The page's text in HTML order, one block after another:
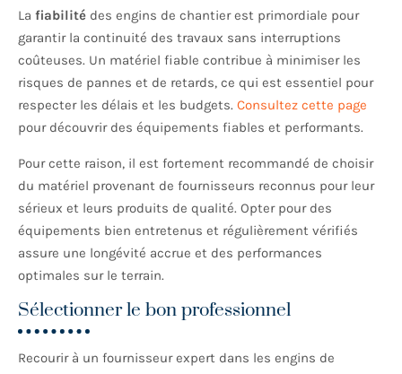
La fiabilité des engins de chantier est primordiale pour
garantir la continuité des travaux sans interruptions
coûteuses. Un matériel fiable contribue à minimiser les
risques de pannes et de retards, ce qui est essentiel pour
respecter les délais et les budgets. Consultez cette page
pour découvrir des équipements fiables et performants.
Pour cette raison, il est fortement recommandé de choisir
du matériel provenant de fournisseurs reconnus pour leur
sérieux et leurs produits de qualité. Opter pour des
équipements bien entretenus et régulièrement vérifiés
assure une longévité accrue et des performances
optimales sur le terrain.
Sélectionner le bon professionnel
Recourir à un fournisseur expert dans les engins de